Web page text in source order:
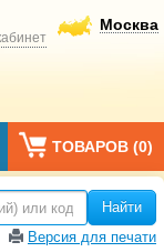
Москва
ТОВАРОВ (0)
Найти
Версия для печати